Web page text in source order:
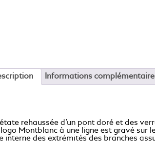
Informations
rehaussée d’un pont doré et des
Montblanc à une ligne est gravé
des extrémités des branches